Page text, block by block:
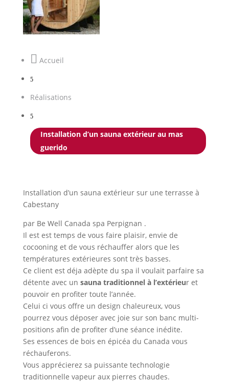
 Accueil
5
Réalisations
5
Installation d’un sauna extérieur au mas
guerido
Installation d’un sauna extérieur sur une terrasse à
Cabestany
par Be Well Canada spa Perpignan .
Il est est temps de vous faire plaisir, envie de
cocooning et de vous réchauffer alors que les
températures extérieures sont très basses.
Ce client est déja adèpte du spa il voulait parfaire sa
détente avec un sauna traditionnel à l’extérieur et
pouvoir en profiter toute l’année.
Celui ci vous offre un design chaleureux, vous
pourrez vous déposer avec joie sur son banc multi-
positions afin de profiter d’une séance inédite.
Ses essences de bois en épicéa du Canada vous
réchauferons.
Vous apprécierez sa puissante technologie
traditionnelle vapeur aux pierres chaudes.